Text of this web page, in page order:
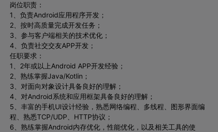
岗位职责：
1、负责Android应用程序开发；
2、按时高质量完成开发任务；
3、参与客户端相关的技术优化；
4、负责社交交友APP开发；
任职要求：
1、2年或以上Android APP开发经验；
2、熟练掌握Java/Kotlin；
3、对面向对象设计具备良好的理解；
4、对Android系统和应用框架具备良好的理解；
5、丰富的手机UI设计经验，熟悉网络编程、多线程、图形界面编
程、熟悉TCP/UDP、HTTP协议；
6、熟练掌握Android内存优化，性能优化，以及相关工具的使